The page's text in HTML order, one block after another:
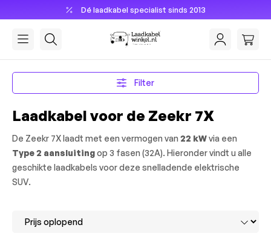
Dé laadkabel specialist sinds 2013
Filter
Laadkabel voor de Zeekr 7X
De Zeekr 7X laadt met een vermogen van 22 kWvia een
Type 2 aansluitingop 3 fasen (32A). Hieronder vindt u alle
geschikte laadkabels voor deze snelladende elektrische
SUV.